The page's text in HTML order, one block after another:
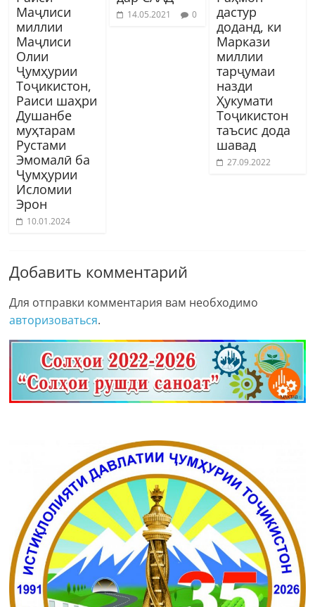
Маҷлиси
миллии
Маҷлиси
Олии
Ҷумҳурии
Тоҷикистон,
Раиси шаҳри
Душанбе
муҳтарам
Рустами
Эмомалӣ ба
Ҷумҳурии
Исломии
Эрон
10.01.2024
14.05.2021 0
дастур
доданд, ки
Маркази
миллии
тарҷумаи
назди
Ҳукумати
Тоҷикистон
таъсис дода
шавад
27.09.2022
Добавить комментарий
Для отправки комментария вам необходимо
авторизоваться.